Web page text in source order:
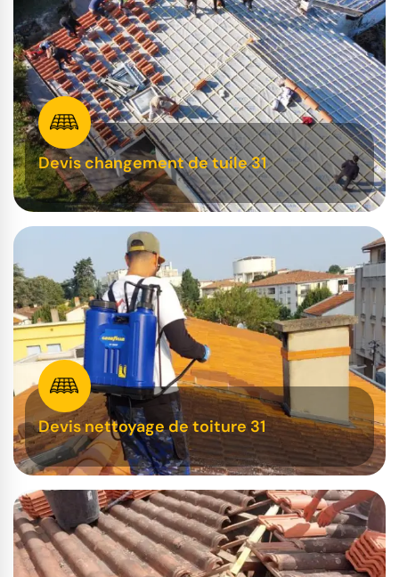
Devis changement de tuile 31
Devis nettoyage de toiture 31